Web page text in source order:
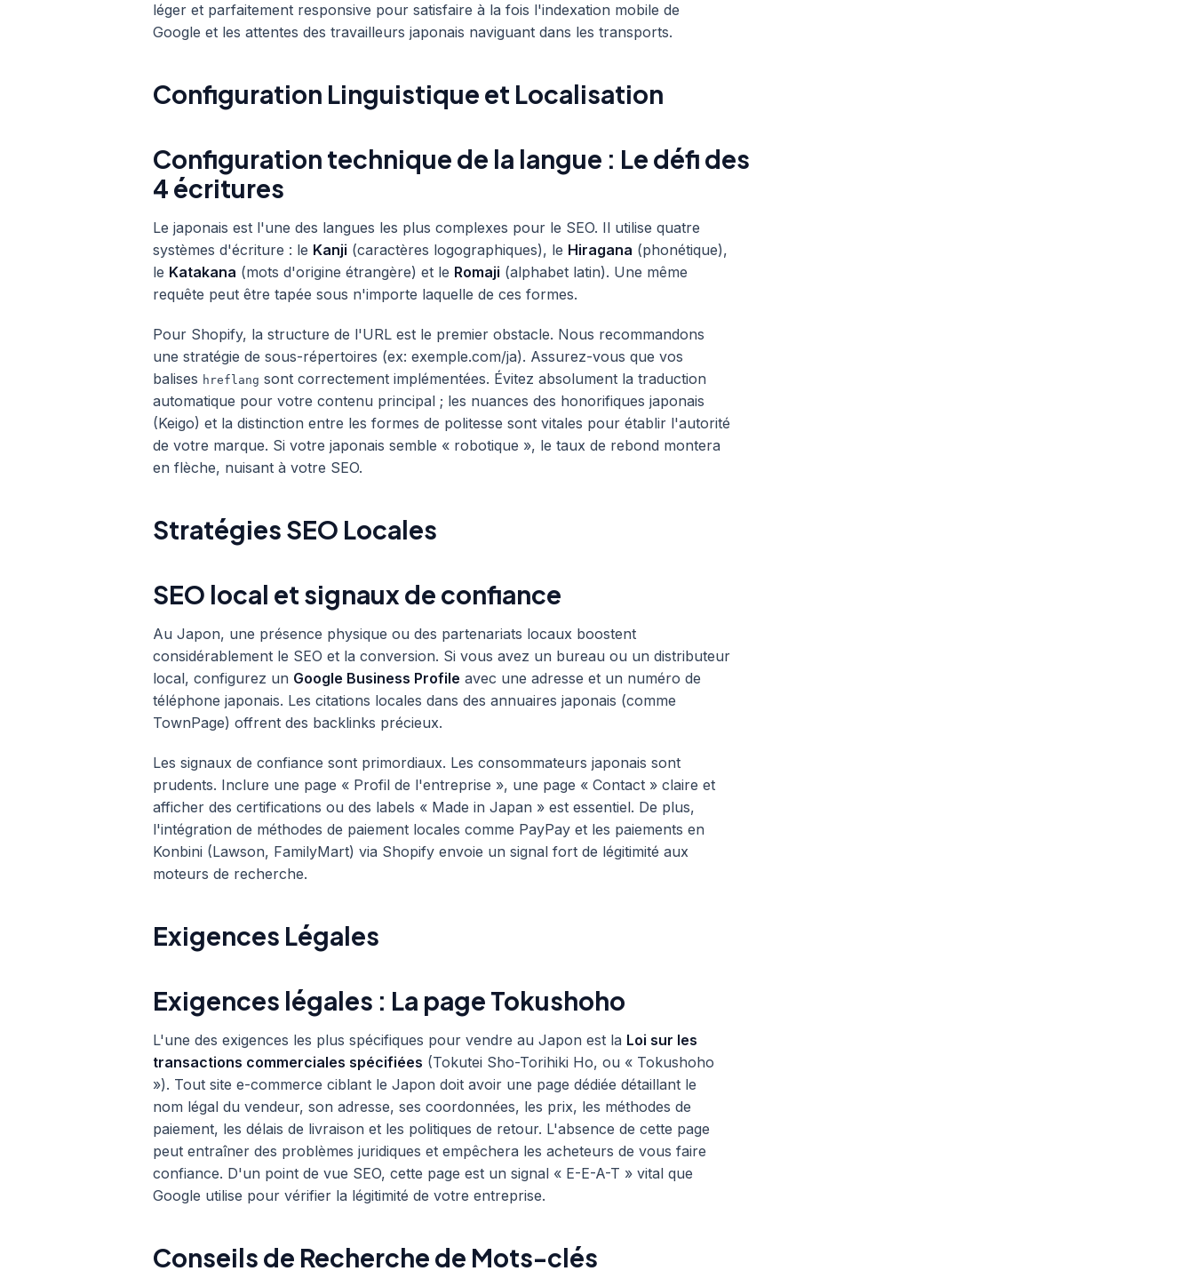
léger et parfaitement responsive pour satisfaire à la fois l'indexation mobile de
Google et les attentes des travailleurs japonais naviguant dans les transports.
Configuration Linguistique et Localisation
Configuration technique de la langue : Le défi des
4 écritures
Le japonais est l'une des langues les plus complexes pour le SEO. Il utilise quatre
systèmes d'écriture : le Kanji (caractères logographiques), le Hiragana (phonétique),
le Katakana (mots d'origine étrangère) et le Romaji (alphabet latin). Une même
requête peut être tapée sous n'importe laquelle de ces formes.
Pour Shopify, la structure de l'URL est le premier obstacle. Nous recommandons
une stratégie de sous-répertoires (ex: exemple.com/ja). Assurez-vous que vos
balises hreflang sont correctement implémentées. Évitez absolument la traduction
automatique pour votre contenu principal ; les nuances des honorifiques japonais
(Keigo) et la distinction entre les formes de politesse sont vitales pour établir l'autorité
de votre marque. Si votre japonais semble « robotique », le taux de rebond montera
en flèche, nuisant à votre SEO.
Stratégies SEO Locales
SEO local et signaux de confiance
Au Japon, une présence physique ou des partenariats locaux boostent
considérablement le SEO et la conversion. Si vous avez un bureau ou un distributeur
local, configurez un Google Business Profile avec une adresse et un numéro de
téléphone japonais. Les citations locales dans des annuaires japonais (comme
TownPage) offrent des backlinks précieux.
Les signaux de confiance sont primordiaux. Les consommateurs japonais sont
prudents. Inclure une page « Profil de l'entreprise », une page « Contact » claire et
afficher des certifications ou des labels « Made in Japan » est essentiel. De plus,
l'intégration de méthodes de paiement locales comme PayPay et les paiements en
Konbini (Lawson, FamilyMart) via Shopify envoie un signal fort de légitimité aux
moteurs de recherche.
Exigences Légales
Exigences légales : La page Tokushoho
L'une des exigences les plus spécifiques pour vendre au Japon est la Loi sur les
transactions commerciales spécifiées (Tokutei Sho-Torihiki Ho, ou « Tokushoho
»). Tout site e-commerce ciblant le Japon doit avoir une page dédiée détaillant le
nom légal du vendeur, son adresse, ses coordonnées, les prix, les méthodes de
paiement, les délais de livraison et les politiques de retour. L'absence de cette page
peut entraîner des problèmes juridiques et empêchera les acheteurs de vous faire
confiance. D'un point de vue SEO, cette page est un signal « E-E-A-T » vital que
Google utilise pour vérifier la légitimité de votre entreprise.
Conseils de Recherche de Mots-clés